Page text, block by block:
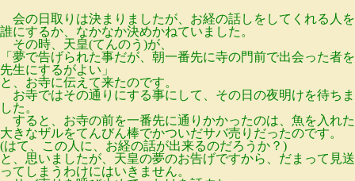
会の日取りは決まりましたが、お経の話しをしてくれる人を
誰にするか、なかなか決めかねていました。
その時、天皇(てんのう)が、
「夢で告げられた事だが、朝一番先に寺の門前で出会った者を
先生にするがよい」
と、お寺に伝えて来たのです。
お寺ではその通りにする事にして、その日の夜明けを待ちま
した。
すると、お寺の前を一番先に通りかかったのは、魚を入れた
大きなザルをてんびん棒でかついだサバ売りだったのです。
(はて、この人に、お経の話が出来るのだろうか？)
と、思いましたが、天皇の夢のお告げですから、だまって見送
ってしまうわけにはいきません。